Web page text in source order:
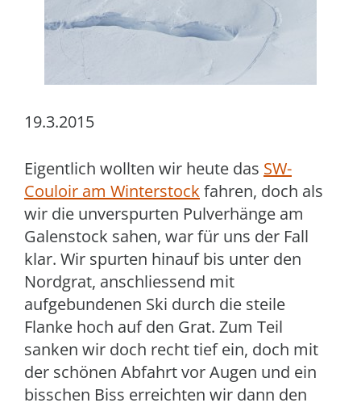
19.3.2015
Eigentlich wollten wir heute das SW-
Couloir am Winterstock fahren, doch als
wir die unverspurten Pulverhänge am
Galenstock sahen, war für uns der Fall
klar. Wir spurten hinauf bis unter den
Nordgrat, anschliessend mit
aufgebundenen Ski durch die steile
Flanke hoch auf den Grat. Zum Teil
sanken wir doch recht tief ein, doch mit
der schönen Abfahrt vor Augen und ein
bisschen Biss erreichten wir dann den